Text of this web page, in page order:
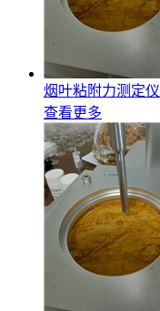
烟叶粘附力测定仪
查看更多